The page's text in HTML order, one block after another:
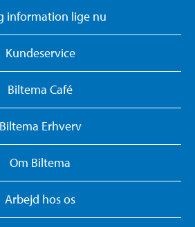
information lige nu
Kundeservice
Biltema Café
Biltema Erhverv
Om Biltema
Arbejd hos os